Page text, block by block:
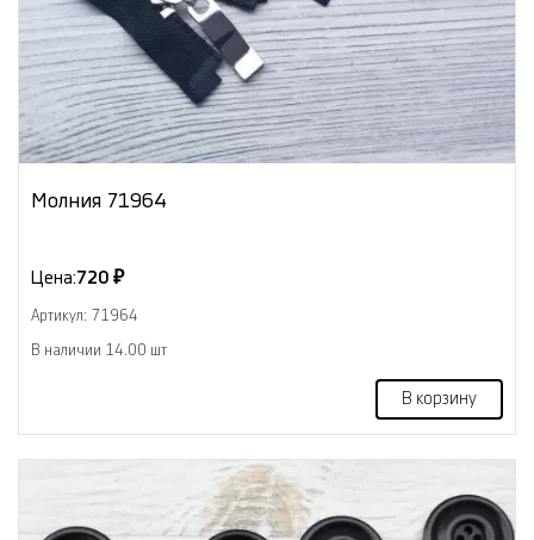
Молния 71964
Цена:720 ₽
Артикул: 71964
В наличии 14.00 шт
В корзину